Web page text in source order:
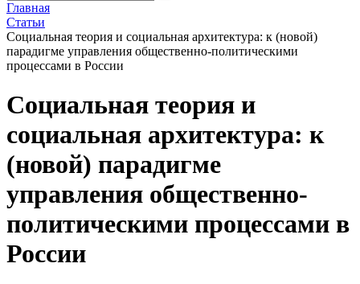
Главная
Статьи
Социальная теория и социальная архитектура: к (новой)
парадигме управления общественно-политическими
процессами в России
Социальная теория и
социальная архитектура: к
(новой) парадигме
управления общественно-
политическими процессами в
России